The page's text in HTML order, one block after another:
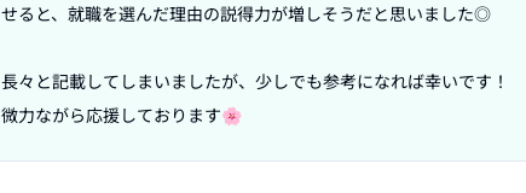
せると、就職を選んだ理由の説得力が増しそうだと思いました◎
長々と記載してしまいましたが、少しでも参考になれば幸いです！
微力ながら応援しております🌸